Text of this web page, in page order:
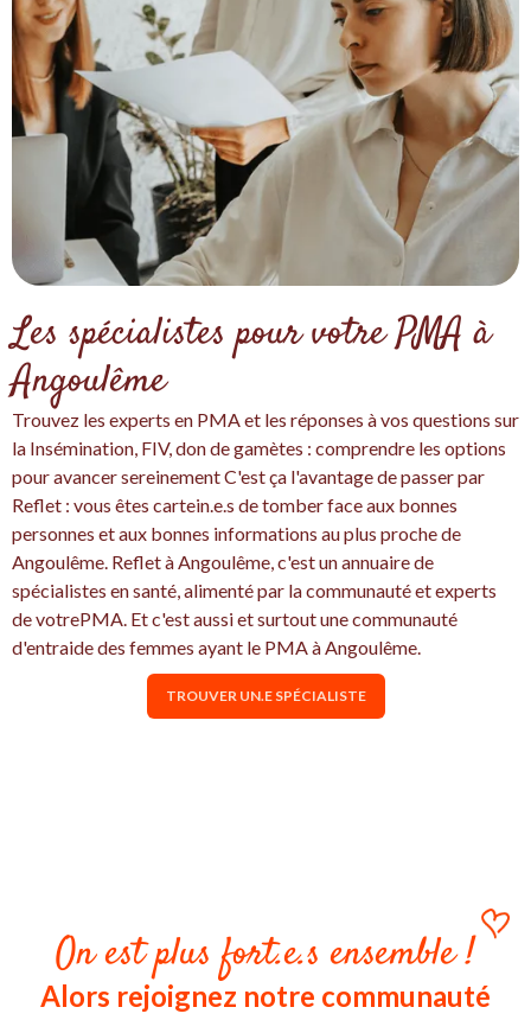
Les spécialistes pour votre PMA à
Angoulême
Trouvez les experts en PMA et les réponses à vos questions sur
la Insémination, FIV, don de gamètes : comprendre les options
pour avancer sereinement C'est ça l'avantage de passer par
Reflet : vous êtes cartein.e.s de tomber face aux bonnes
personnes et aux bonnes informations au plus proche de
Angoulême. Reflet à Angoulême, c'est un annuaire de
spécialistes en santé, alimenté par la communauté et experts
de votrePMA. Et c'est aussi et surtout une communauté
d'entraide des femmes ayant le PMA à Angoulême.
TROUVER UN.E SPÉCIALISTE
On est plus fort.e.s ensemble !
Alors rejoignez notre communauté